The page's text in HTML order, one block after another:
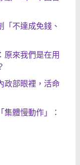
「不達成免錢、
原來我們是在用
政部眼裡，活命
體慢動作」：